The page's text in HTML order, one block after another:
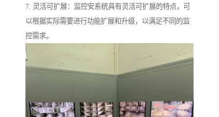
7. 灵活可扩展：监控安系统具有灵活可扩展的特点，可
以根据实际需要进行功能扩展和升级，以满足不同的监
控需求。